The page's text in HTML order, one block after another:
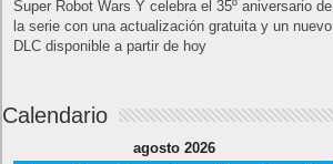
Super Robot Wars Y celebra el 35º aniversario de
la serie con una actualización gratuita y un nuevo
DLC disponible a partir de hoy
Calendario
agosto 2026